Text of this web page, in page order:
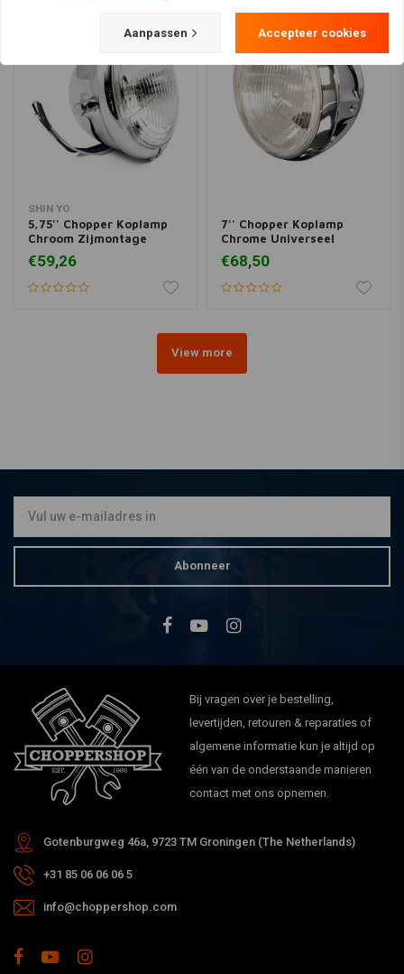
SHIN YO
5,75'' Chopper Koplamp
Chroom Zijmontage
€59,26
7'' Chopper Koplamp
Chrome Universeel
€68,50
View more
Abonneer
Bij vragen over je bestelling,
levertijden, retouren & reparaties of
algemene informatie kun je altijd op
één van de onderstaande manieren
contact met ons opnemen.
Gotenburgweg 46a, 9723 TM Groningen (The Netherlands)
+31 85 06 06 06 5
info@choppershop.com
Aanpassen Accepteer cookies